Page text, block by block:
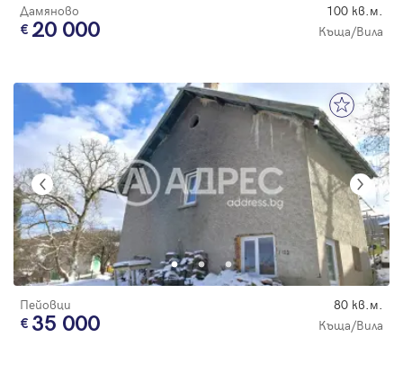
Дамяново 100 кв.м.
20 000 Къща/Вила
Пейовци 80 кв.м.
35 000 Къща/Вила